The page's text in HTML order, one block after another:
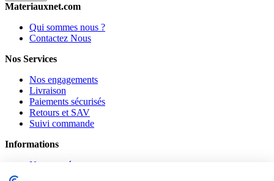
Materiauxnet.com
Qui sommes nous ?
Contactez Nous
Nos Services
Nos engagements
Livraison
Paiements sécurisés
Retours et SAV
Suivi commande
Informations
Nouveautés